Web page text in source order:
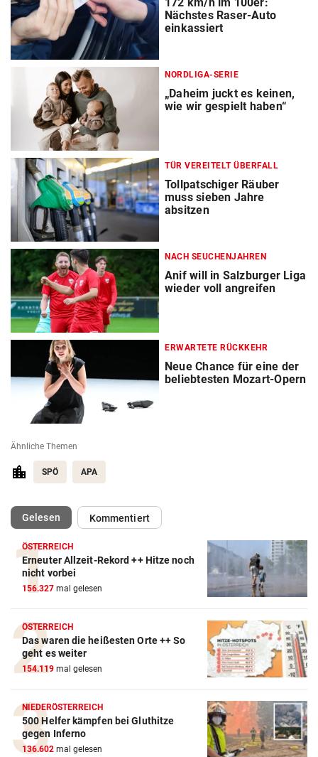
Nächstes Raser-Auto
einkassiert
NORDLIGA-SERIE
„Daheim juckt es keinen,
wie wir gespielt haben“
TÜR VEREITELT ÜBERFALL
Tollpatschiger Räuber
muss sieben Jahre
absitzen
NACH SEUCHENJAHREN
Anif will in Salzburger Liga
wieder voll angreifen
ERWARTETE RÜCKKEHR
Neue Chance für eine der
beliebtesten Mozart-Opern
Ähnliche Themen
SPÖ APA
Gelesen(ausgewählt)Kommentiert
ÖSTERREICH
Erneuter Allzeit-Rekord ++ Hitze noch
nicht vorbei
156.327 mal gelesen
ÖSTERREICH
Das waren die heißesten Orte ++ So
geht es weiter
154.119 mal gelesen
NIEDERÖSTERREICH
500 Helfer kämpfen bei Gluthitze
gegen Inferno
136.602 mal gelesen